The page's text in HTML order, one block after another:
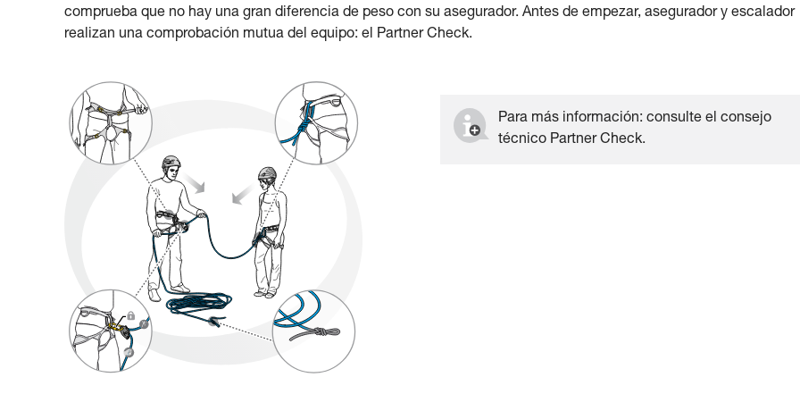
comprueba que no hay una gran diferencia de peso con su asegurador. Antes de empezar, asegurador y escalador
realizan una comprobación mutua del equipo: el Partner Check.
Para más información: consulte el consejo
técnico Partner Check.